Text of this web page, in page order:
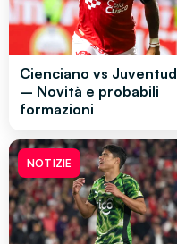
Cienciano vs Juventud
– Novità e probabili
formazioni
NOTIZIE